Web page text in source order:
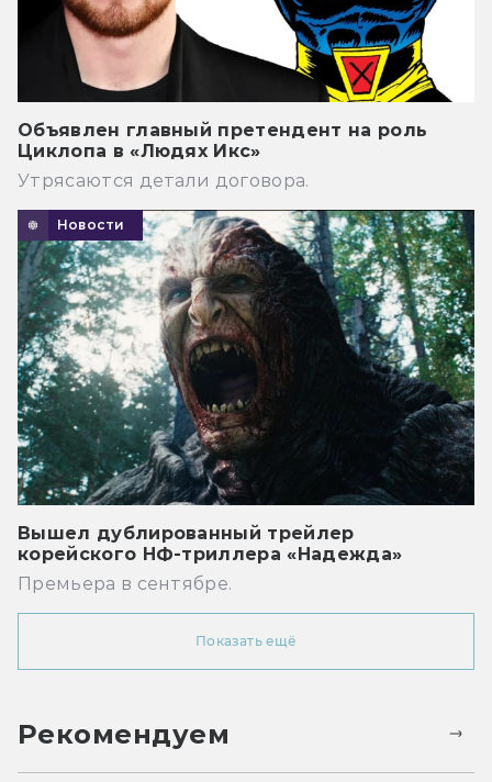
Объявлен главный претендент на роль
Циклопа в «Людях Икс»
Утрясаются детали договора.
Новости
Вышел дублированный трейлер
корейского НФ-триллера «Надежда»
Премьера в сентябре.
Показать ещё
Рекомендуем